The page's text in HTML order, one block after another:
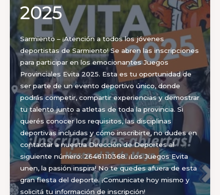
2025
Sarmiento – ¡Atención a todos los jóvenes
deportistas de Sarmiento! Se abren las inscripciones
para participar en los emocionantes Juegos
Provinciales Evita 2025. Esta es tu oportunidad de
ser parte de un evento deportivo único, donde
podrás competir, compartir experiencias y demostrar
tu talento junto a atletas de toda la provincia. Si
querés conocer los requisitos, las disciplinas
deportivas incluidas y cómo inscribirte, no dudes en
contactar a nuestra Dirección de Deportes al
siguiente número: 2646110368. ¡Los Juegos Evita
unen, la pasión inspira! No te quedes afuera de esta
gran fiesta del deporte. ¡Comunicate hoy mismo y
solicitá tu información de inscripción!